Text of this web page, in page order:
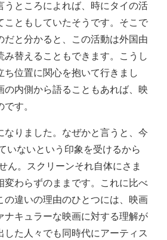
うところによれば、時にタイの活
ともしていたそうです。そこで
だと分かると、この活動は外国由
替えることもできます。こうし
位置に関心を抱いて行きまし
内側から語ることもあれば、映
す。
りました。なぜかと言うと、今
いないという印象を受けるから
ん。スクリーンそれ自体にさま
変わらずのままです。これに比べ
違いの理由のひとつには、映画
ナキュラーな映画に対する理解が
た人々でも同時代にアーティス